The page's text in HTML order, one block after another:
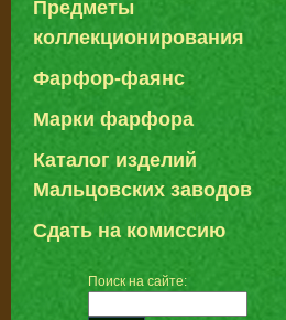
Предметы
коллекционирования
Фарфор-фаянс
Марки фарфора
Каталог изделий
Мальцовских заводов
Сдать на комиссию
Поиск на сайте: